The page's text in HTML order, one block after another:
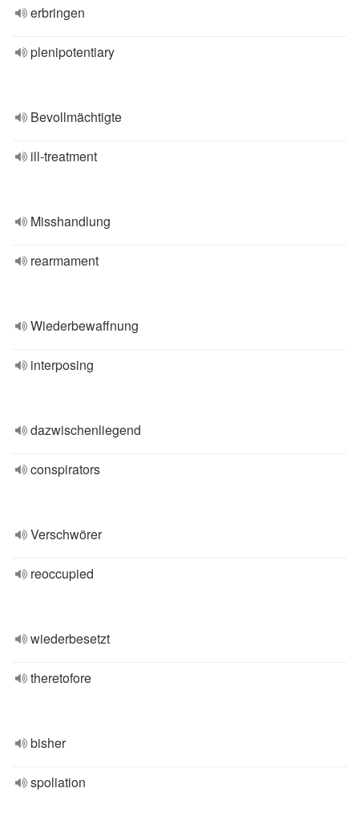
erbringen
plenipotentiary
Bevollmächtigte
ill-treatment
Misshandlung
rearmament
Wiederbewaffnung
interposing
dazwischenliegend
conspirators
Verschwörer
reoccupied
wiederbesetzt
theretofore
bisher
spoliation